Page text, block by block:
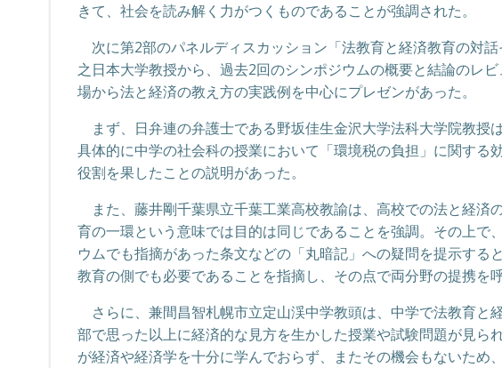
きて、社会を読み解く力がつくものであることが強調された。
次に第2部のパネルディスカッション「法教育と経済教育の対
之日本大学教授から、過去2回のシンポジウムの概要と結論のレ
場から法と経済の教え方の実践例を中心にプレゼンがあった。
まず、日弁連の弁護士である野坂佳生金沢大学法科大学院教授
具体的に中学の社会科の授業において「環境税の負担」に関する
役割を果したことの説明があった。
また、藤井剛千葉県立千葉工業高校教諭は、高校での法と経済
育の一環という意味では目的は同じであることを強調。その上で
ウムでも指摘があった条文などの「丸暗記」への疑問を提示す
教育の側でも必要であることを指摘し、その点で両分野の提携を呼
さらに、兼間昌智札幌市立定山渓中学教頭は、中学で法教育と
部で思った以上に経済的な見方を生かした授業や試験問題が見ら
が経済や経済学を十分に学んでおらず、またその機会もないため